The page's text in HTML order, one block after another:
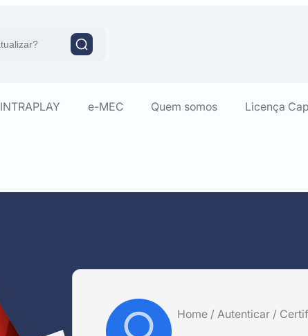
INTRAPLAY e-MEC Quem somos Licença
Home / Autenticar /